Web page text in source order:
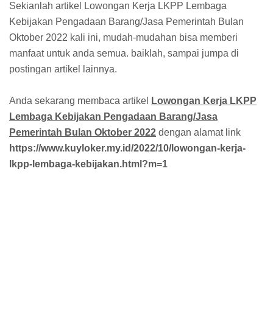
Sekianlah artikel Lowongan Kerja LKPP Lembaga
Kebijakan Pengadaan Barang/Jasa Pemerintah Bulan
Oktober 2022 kali ini, mudah-mudahan bisa memberi
manfaat untuk anda semua. baiklah, sampai jumpa di
postingan artikel lainnya.
Anda sekarang membaca artikel
Lowongan Kerja LKPP
Lembaga Kebijakan Pengadaan Barang/Jasa
Pemerintah Bulan Oktober 2022 dengan alamat link
https://www.kuyloker.my.id/2022/10/lowongan-kerja-
lkpp-lembaga-kebijakan.html?m=1